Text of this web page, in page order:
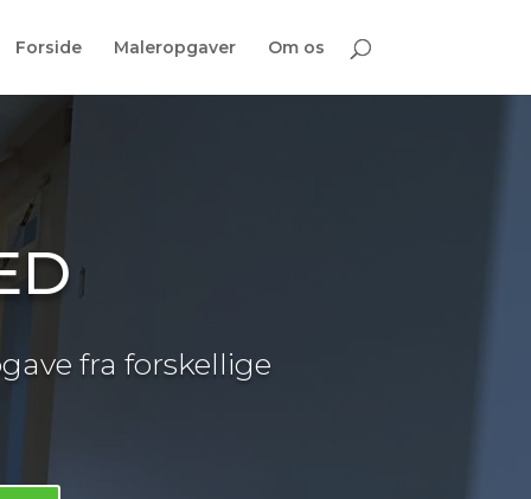
Forside Maleropgaver Om os
fra forskellige